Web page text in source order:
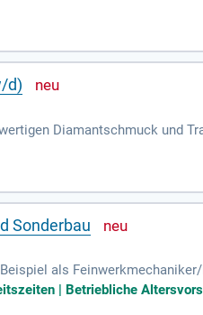
Reparatur
d)
Diamantschmuck und
Momente unvergesslich zu
und die
Luxussegment.
Sonderbau
als
und Freude am Umgang
| Betriebliche